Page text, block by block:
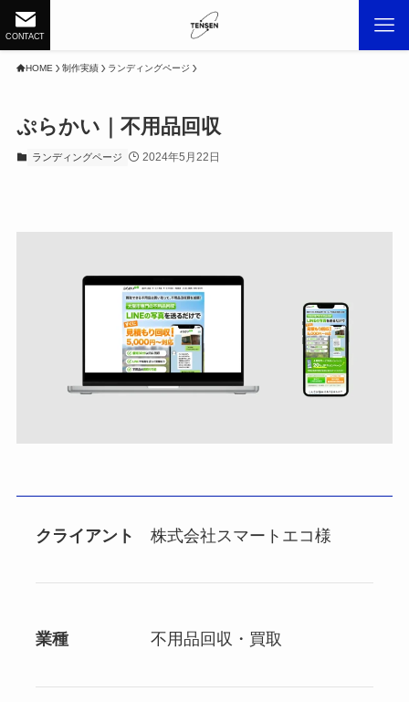
CONTACT
HOME 制作実績 ランディングページ
ぷらかい｜不用品回収
ランディングページ 2024年5月22日
クライアント 株式会社スマートエコ様
業種 不用品回収・買取